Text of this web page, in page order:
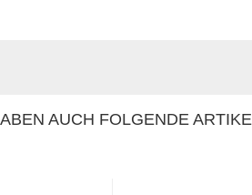
AUCH FOLGENDE